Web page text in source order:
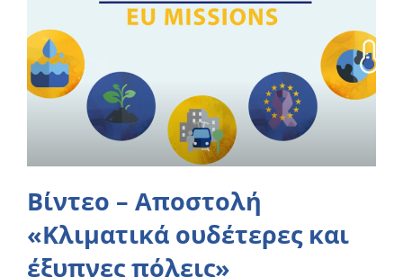
Βίντεο – Αποστολή
«Κλιματικά ουδέτερες και
έξυπνες πόλεις»